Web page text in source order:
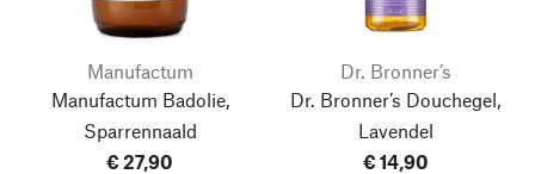
Manufactum
Manufactum Badolie,
Sparrennaald
€ 27,90
Dr. Bronner’s
Dr. Bronner’s Douchegel,
Lavendel
€ 14,90